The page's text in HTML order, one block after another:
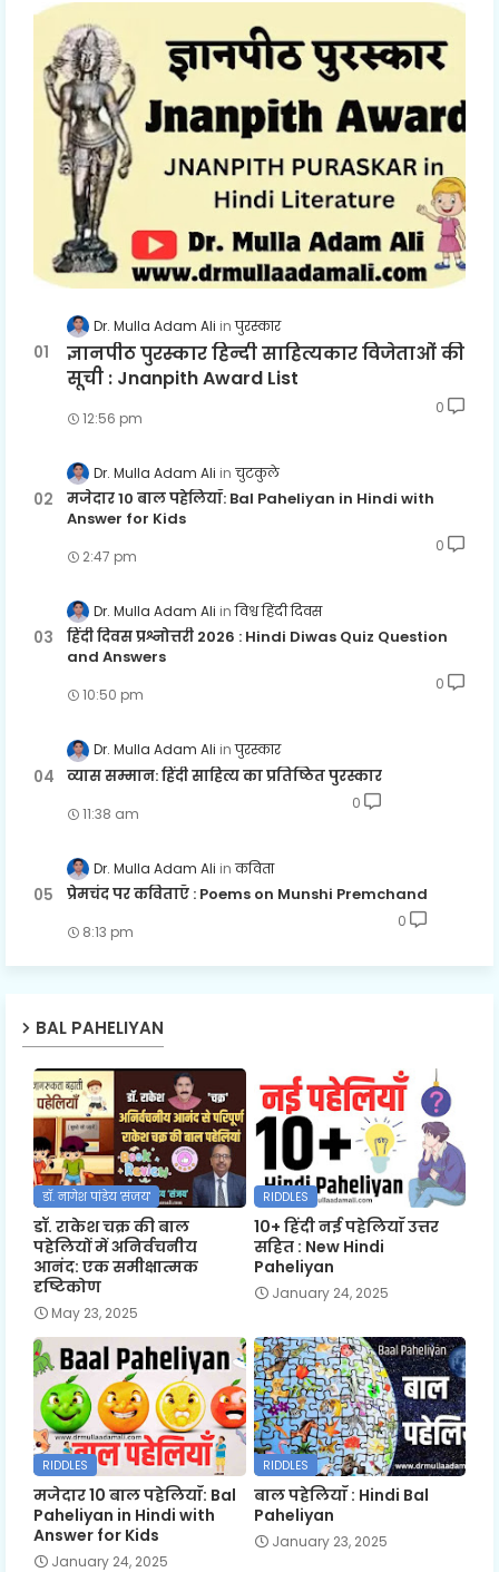
Dr. Mulla Adam Ali पुरस्कार
ज्ञानपीठ पुरस्कार हिन्दी साहित्यकार विजेताओं की
सूची : Jnanpith Award List
12:56 pm
0
Dr. Mulla Adam Ali चुटकुले
मजेदार 10 बाल पहेलियाँ: Bal Paheliyan in Hindi with
Answer for Kids
2:47 pm
0
Dr. Mulla Adam Ali विश्व हिंदी दिवस
हिंदी दिवस प्रश्नोत्तरी 2026 : Hindi Diwas Quiz Question
and Answers
10:50 pm
0
Dr. Mulla Adam Ali पुरस्कार
व्यास सम्मान: हिंदी साहित्य का प्रतिष्ठित पुरस्कार
11:38 am
0
Dr. Mulla Adam Ali कविता
प्रेमचंद पर कविताएँ : Poems on Munshi Premchand
8:13 pm
0
BAL PAHELIYAN
डॉ. नागेश पांडेय 'संजय'
डॉ. राकेश चक्र की बाल
पहेलियों में अनिर्वचनीय
आनंद: एक समीक्षात्मक
दृष्टिकोण
May 23, 2025
RIDDLES
10+ हिंदी नई पहेलियाँ उत्तर
सहित : New Hindi
Paheliyan
January 24, 2025
RIDDLES
मजेदार 10 बाल पहेलियाँ: Bal
Paheliyan in Hindi with
Answer for Kids
January 24, 2025
RIDDLES
बाल पहेलियाँ : Hindi Bal
Paheliyan
January 23, 2025